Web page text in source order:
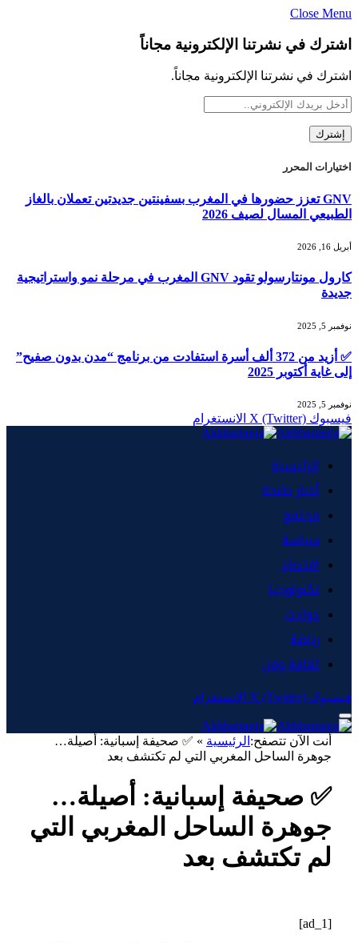
Close Menu
اشترك في نشرتنا الإلكترونية مجاناً
اشترك في نشرتنا الإلكترونية مجاناً.
اختيارات المحرر
GNV تعزز حضورها في المغرب بسفينتين جديدتين تعملان بالغاز
الطبيعي المسال لصيف 2026
أبريل 16, 2026
كارول مونتارسولو تقود GNV المغرب في مرحلة نمو واستراتيجية
جديدة
نوفمبر 5, 2025
✅ أزيد من 372 ألف أسرة استفادت من برنامج “مدن بدون صفيح”
إلى غاية أكتوبر 2025
نوفمبر 5, 2025
فيسبوك X (Twitter) الانستغرام
الرئيسية
أخبار طنجة
مجتمع
سياسة
اقتصاد
تكنولوجيا
حوادث
رياضة
ثقافة وفن
فيسبوك X (Twitter) الانستغرام
أنت الآن تتصفح: الرئيسية » ✅ صحيفة إسبانية: أصيلة…
جوهرة الساحل المغربي التي لم تكتشف بعد
✅ صحيفة إسبانية: أصيلة…
جوهرة الساحل المغربي التي
لم تكتشف بعد
[ad_1]